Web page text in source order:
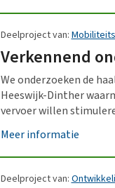
Deelproject van:
Verkennend
We onderzoeken de
Heeswijk-Dinther
vervoer willen
Meer informatie
Deelproject van: